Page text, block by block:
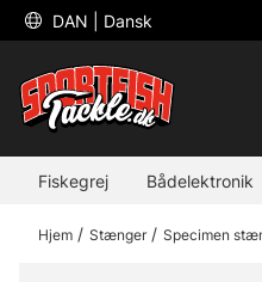
DAN | Dansk
Fiskegrej Bådelektronik
Hjem Stænger Specimen